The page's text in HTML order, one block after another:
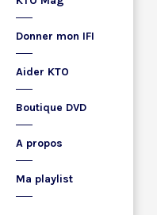
Donner mon IFI
Aider KTO
Boutique DVD
A propos
Ma playlist